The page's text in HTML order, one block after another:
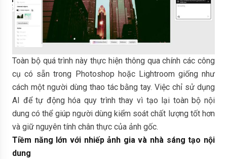
Toàn bộ quá trình này thực hiện thông qua chính các công
cụ có sẵn trong Photoshop hoặc Lightroom giống như
cách một người dùng thao tác bằng tay. Việc chỉ sử dụng
AI để tự động hóa quy trình thay vì tạo lại toàn bộ nội
dung có thể giúp người dùng kiểm soát chất lượng tốt hơn
và giữ nguyên tính chân thực của ảnh gốc.
Tiềm năng lớn với nhiếp ảnh gia và nhà sáng tạo nội
dung